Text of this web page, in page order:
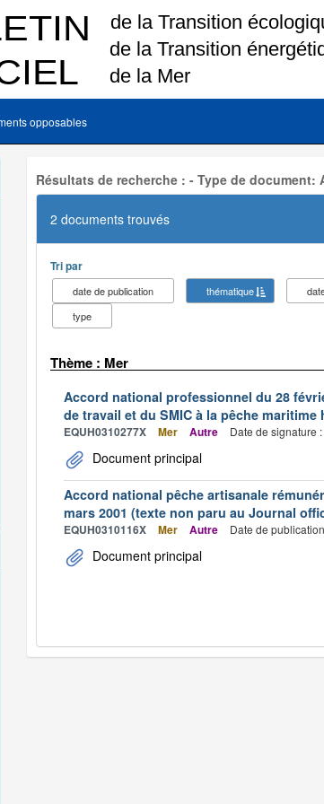
opposables
Résultats de recherche : - Type de
2 documents trouvés
Tri par
date de publication thématique
type
Thème : Mer
Accord national professionnel du 28
de travail et du SMIC à la pêche
EQUH0310277X Mer Autre Date de signature
Document principal
Accord national pêche artisanale
mars 2001 (texte non paru au Journal
EQUH0310116X Mer Autre Date de
Document principal